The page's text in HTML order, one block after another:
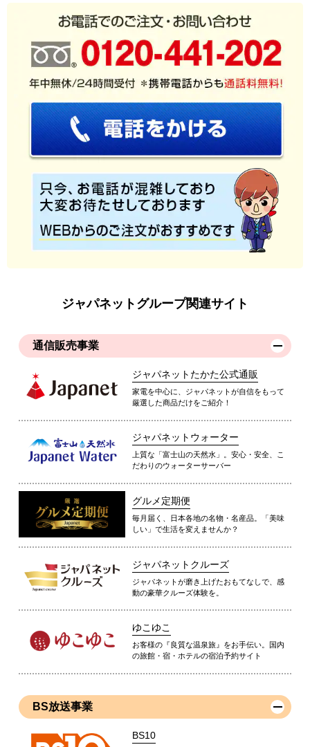
ジャパネットグループ関連サイト
通信販売事業
ジャパネットたかた公式通販
家電を中心に、ジャパネットが自信をもって
厳選した商品だけをご紹介！
ジャパネットウォーター
上質な「富士山の天然水」。安心・安全、こ
だわりのウォーターサーバー
グルメ定期便
毎月届く、日本各地の名物・名産品。「美味
しい」で生活を変えませんか？
ジャパネットクルーズ
ジャパネットが磨き上げたおもてなしで、感
動の豪華クルーズ体験を。
ゆこゆこ
お客様の『良質な温泉旅』をお手伝い。国内
の旅館・宿・ホテルの宿泊予約サイト
BS放送事業
BS10